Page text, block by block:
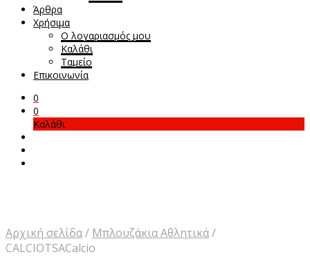
Άρθρα
Χρήσιμα
Ο λογαριασμός μου
Καλάθι
Ταμείο
Επικοινωνία
0
0
Καλάθι
Αρχική σελίδα/ Μπλουζάκια Αθλητικά/
CALCIOTSACalcio